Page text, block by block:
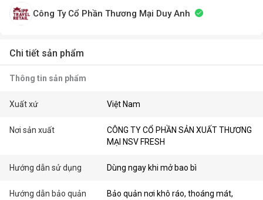
Công Ty Cổ Phần Thương Mại Duy Anh
Chi tiết sản phẩm
Thông tin sản phẩm
Xuất xứ Việt Nam
Nơi sản xuất
CÔNG TY CỔ PHẦN SẢN XUẤT THƯƠNG
MẠI NSV FRESH
Hướng dẫn sử dụng Dùng ngay khi mở bao bì
Hướng dẫn bảo quản
Bảo quản nơi khô ráo, thoáng mát,